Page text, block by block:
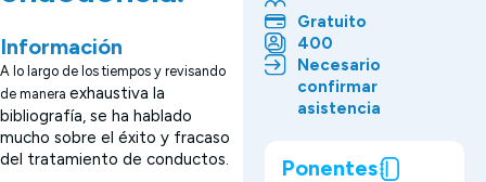
Información
A lo largo de los tiempos y revisando
de manera exhaustiva la
bibliografía, se ha hablado
mucho sobre el éxito y fracaso
del tratamiento de conductos.
Gratuito
400
Necesario
confirmar
asistencia
Ponentes